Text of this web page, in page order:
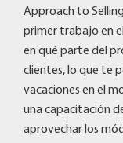
Approach to
primer trabajo en
en qué parte del
clientes, lo que te
vacaciones en el
una capacitación
aprovechar los